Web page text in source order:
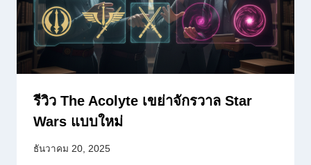
รีวิว The Acolyte เขย่าจักรวาล Star
Wars แบบใหม่
ธันวาคม 20, 2025